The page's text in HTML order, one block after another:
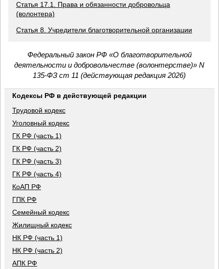
Статья 17.1. Права и обязанности добровольца
(волонтера)
Статья 8. Учредители благотворительной организации
Федеральный закон РФ «О благотворительной
деятельности и добровольчестве (волонтерстве)» N
135-ФЗ ст 11 (действующая редакция 2026)
Кодексы РФ в действующей редакции
Трудовой кодекс
Уголовный кодекс
ГК РФ (часть 1)
ГК РФ (часть 2)
ГК РФ (часть 3)
ГК РФ (часть 4)
КоАП РФ
ГПК РФ
Семейный кодекс
Жилищный кодекс
НК РФ (часть 1)
НК РФ (часть 2)
АПК РФ